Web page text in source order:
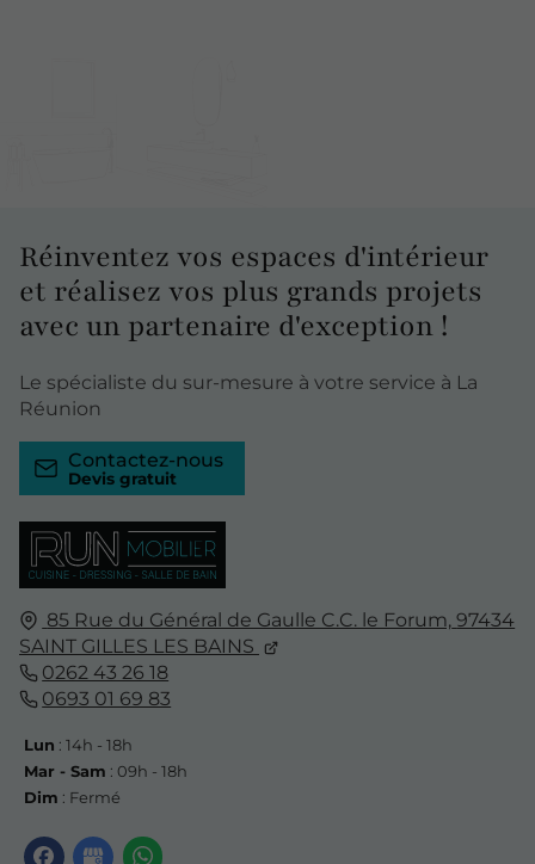
85 Rue du Général de Gaulle C.C. le Forum, 97434
SAINT GILLES LES BAINS
0262 43 26 18
0693 01 69 83
Lun : 14h - 18h
Mar - Sam : 09h - 18h
Dim : Fermé
Réinventez vos espaces d'intérieur
et réalisez vos plus grands projets
avec un partenaire d'exception !
Le spécialiste du sur-mesure à votre service à La
Réunion
Contactez-nous